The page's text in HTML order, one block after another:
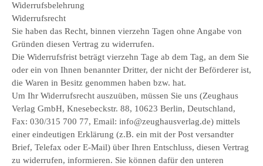
Widerrufsbelehrung
Widerrufsrecht
Sie haben das Recht, binnen vierzehn Tagen ohne Angabe von
Gründen diesen Vertrag zu widerrufen.
Die Widerrufsfrist beträgt vierzehn Tage ab dem Tag, an dem Sie
oder ein von Ihnen benannter Dritter, der nicht der Beförderer ist,
die Waren in Besitz genommen haben bzw. hat.
Um Ihr Widerrufsrecht auszuüben, müssen Sie uns (Zeughaus
Verlag GmbH, Knesebeckstr. 88, 10623 Berlin, Deutschland,
Fax: 030/315 700 77, Email: info@zeughausverlag.de) mittels
einer eindeutigen Erklärung (z.B. ein mit der Post versandter
Brief, Telefax oder E-Mail) über Ihren Entschluss, diesen Vertrag
zu widerrufen, informieren. Sie können dafür den unteren